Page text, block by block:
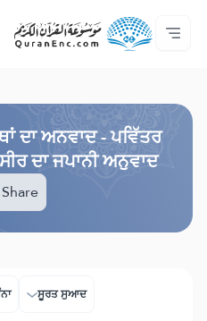
ਮੁੱਖ ਪੰਨਾ
ਅਨਵਾਦ ਦੀ ਸੂਚੀ
Audio
ਡਿਵੈਲਪਰ ਸੇਵਾਵਾਂ - API
ਪ੍ਰੋਜੈਕਟ ਬਾਰੇ
ਸਾਡੇ ਨਾਲ ਸੰਪਰਕ ਕਰੋ
ਭਾਸ਼ਾ
ਦਾ ਅਨਵਾਦ - ਪਵਿੱਤਰ
ਦਾ ਜਪਾਨੀ ਅਨੁਵਾਦ
Share
ਸੂਰਤ ਸੁਆਦ